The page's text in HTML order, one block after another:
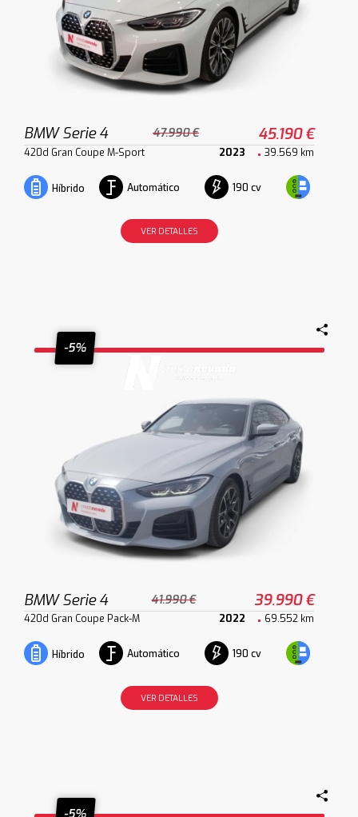
BMW Serie 4 47.990 € 45.190 €
420d Gran Coupe M-Sport 2023 39.569 km
Híbrido Automático 190 cv
VER DETALLES
-5%
BMW Serie 4 41.990 € 39.990 €
420d Gran Coupe Pack-M 2022 69.552 km
Híbrido Automático 190 cv
VER DETALLES